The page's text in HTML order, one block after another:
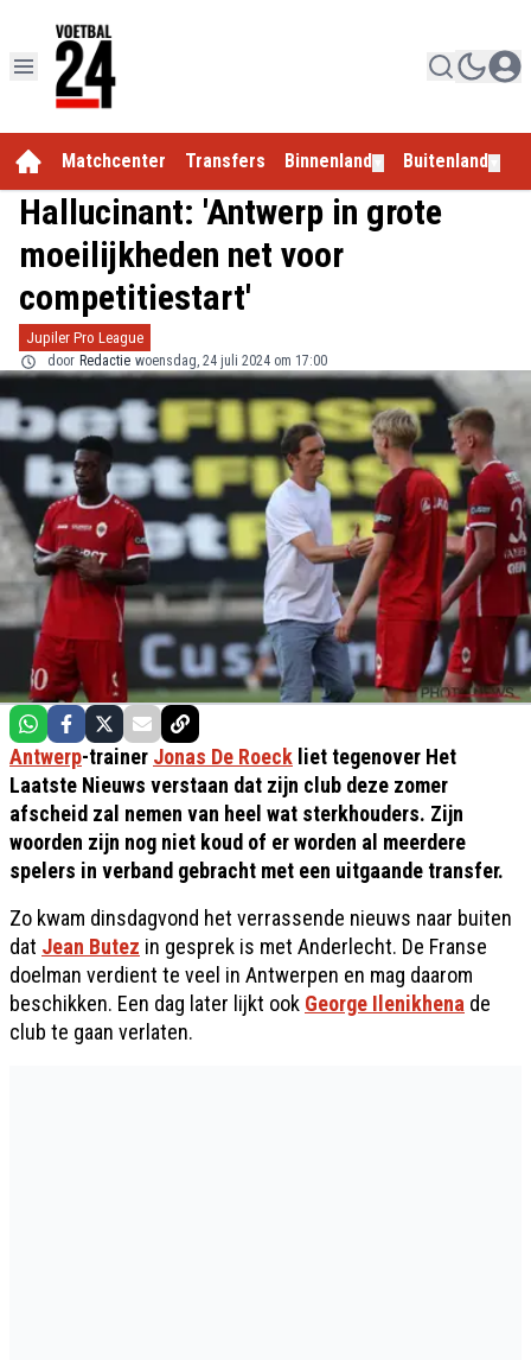
Matchcenter Transfers Binnenland Buitenland
Hallucinant: 'Antwerp in grote
moeilijkheden net voor
competitiestart'
Jupiler Pro League
door Redactie woensdag, 24 juli 2024 om 17:00
Antwerp-trainer Jonas De Roeck liet tegenover Het
Laatste Nieuws verstaan dat zijn club deze zomer
afscheid zal nemen van heel wat sterkhouders. Zijn
woorden zijn nog niet koud of er worden al meerdere
spelers in verband gebracht met een uitgaande transfer.
Zo kwam dinsdagvond het verrassende nieuws naar buiten
dat Jean Butez in gesprek is met Anderlecht. De Franse
doelman verdient te veel in Antwerpen en mag daarom
beschikken. Een dag later lijkt ook George Ilenikhena de
club te gaan verlaten.